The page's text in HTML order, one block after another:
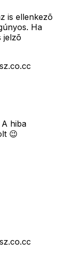
is ellenkezõ
Ha
jelzõ
hiba
😉